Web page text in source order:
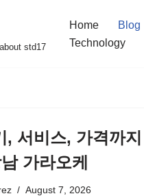
std17
Home Blog
Technology
, 서비스, 가격까지
가라오케
August 7, 2026